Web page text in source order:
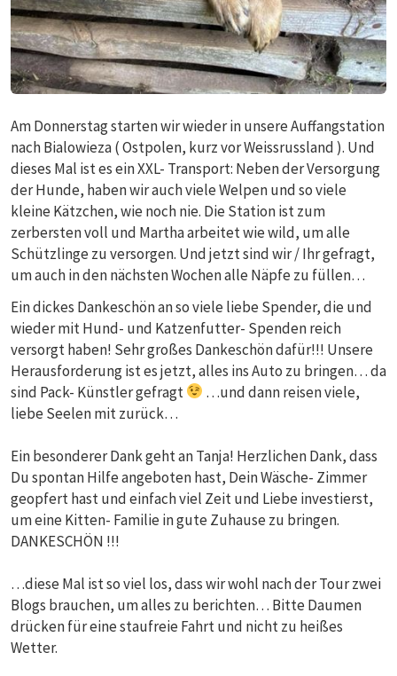
Am Donnerstag starten wir wieder in unsere Auffangstation
nach Bialowieza ( Ostpolen, kurz vor Weissrussland ). Und
dieses Mal ist es ein XXL- Transport: Neben der Versorgung
der Hunde, haben wir auch viele Welpen und so viele
kleine Kätzchen, wie noch nie. Die Station ist zum
zerbersten voll und Martha arbeitet wie wild, um alle
Schützlinge zu versorgen. Und jetzt sind wir / Ihr gefragt,
um auch in den nächsten Wochen alle Näpfe zu füllen…
Ein dickes Dankeschön an so viele liebe Spender, die und
wieder mit Hund- und Katzenfutter- Spenden reich
versorgt haben! Sehr großes Dankeschön dafür!!! Unsere
Herausforderung ist es jetzt, alles ins Auto zu bringen… da
sind Pack- Künstler gefragt
…und dann reisen viele,
liebe Seelen mit zurück…
Ein besonderer Dank geht an Tanja! Herzlichen Dank, dass
Du spontan Hilfe angeboten hast, Dein Wäsche- Zimmer
geopfert hast und einfach viel Zeit und Liebe investierst,
um eine Kitten- Familie in gute Zuhause zu bringen.
DANKESCHÖN !!!
…diese Mal ist so viel los, dass wir wohl nach der Tour zwei
Blogs brauchen, um alles zu berichten… Bitte Daumen
drücken für eine staufreie Fahrt und nicht zu heißes
Wetter.